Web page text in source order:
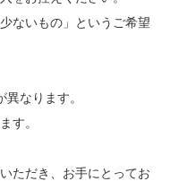
ないもの」というご希望
なります。
す。
ただき、お手にとってお